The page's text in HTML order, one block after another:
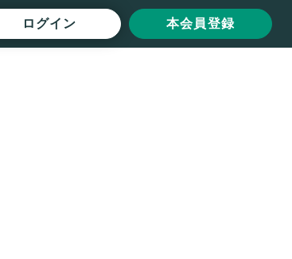
ログイン 本会員登録